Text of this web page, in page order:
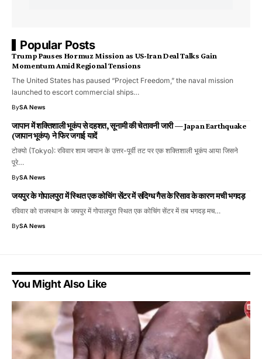
Popular Posts
Trump Pauses Hormuz Mission as US-Iran Deal Talks Gain
Momentum Amid Regional Tensions
The United States has paused “Project Freedom,” the naval mission
launched to escort commercial ships…
BySA News
जापान में शक्तिशाली भूकंप से दहशत, सूनामी की चेतावनी जारी — Japan Earthquake
(जापान भूकंप) ने फिर जगाई यादें
टोक्यो (Tokyo): रविवार शाम जापान के उत्तर-पूर्वी तट पर एक शक्तिशाली भूकंप आया जिसने
पूरे…
BySA News
जयपुर के गोपालपुरा में स्थित एक कोचिंग सेंटर में संदिग्ध गैस के रिसाव के कारण मची भगदड़
रविवार को राजस्थान के जयपुर में गोपालपुरा स्थित एक कोचिंग सेंटर में तब भगदड़ मच…
BySA News
You Might Also Like